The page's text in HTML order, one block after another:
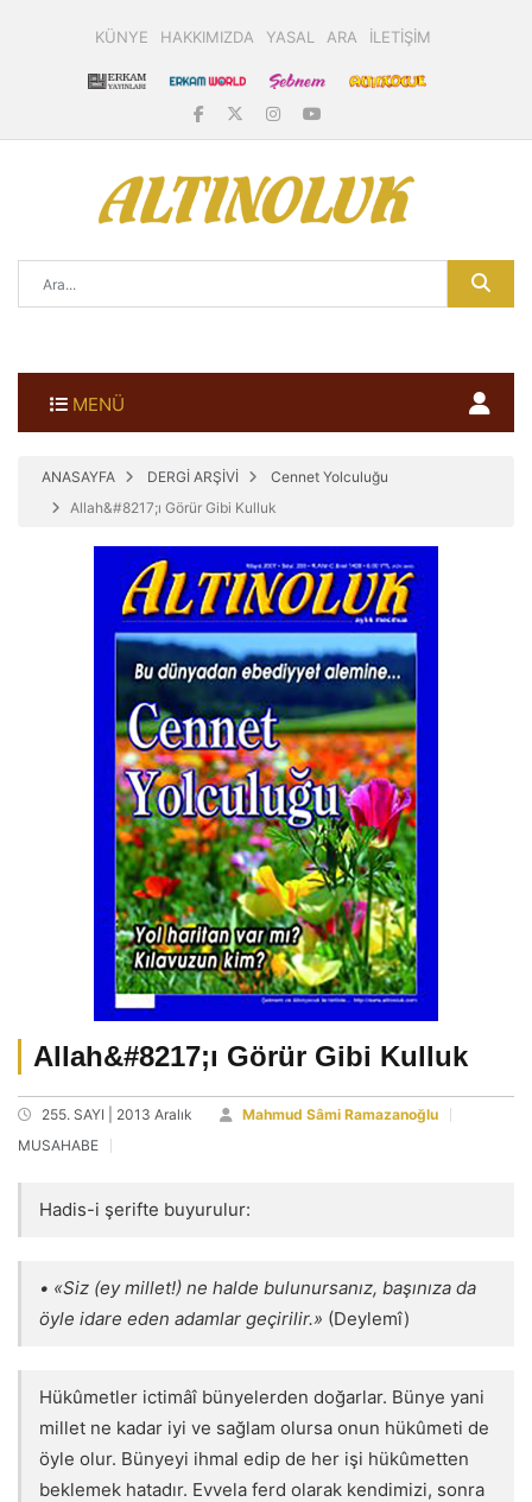
KÜNYE HAKKIMIZDA YASAL ARA İLETİŞİM
MENÜ
ANASAYFA DERGİ ARŞİVİ
Cennet Yolculuğu
Allah&#8217;ı Görür Gibi Kulluk
Allah&#8217;ı Görür Gibi Kulluk
255. SAYI | 2013 Aralık
Mahmud Sâmi Ramazanoğlu
MUSAHABE
Hadis-i şerifte buyurulur:
• «Siz (ey millet!) ne halde bulunursanız, başınıza da
öyle idare eden adamlar geçirilir.» (Deylemî)
Hükûmetler ictimâî bünyelerden doğarlar. Bünye yani
millet ne kadar iyi ve sağlam olursa onun hükûmeti de
öyle olur. Bünyeyi ihmal edip de her işi hükûmetten
beklemek hatadır. Evvela ferd olarak kendimizi, sonra